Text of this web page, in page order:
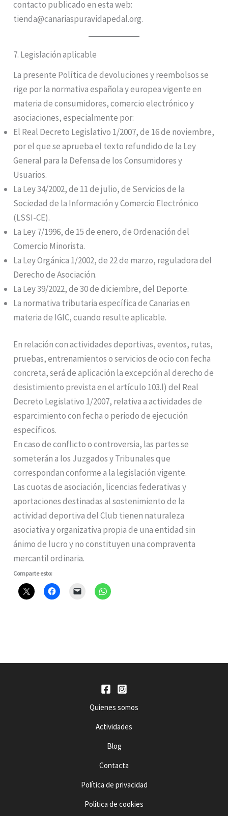
contacto publicado en esta web:
tienda@canariaspuravidapedal.org.
7. Legislación aplicable
La presente Política de devoluciones y reembolsos se
rige por la normativa española y europea vigente en
materia de consumidores, comercio electrónico y
asociaciones, especialmente por:
El Real Decreto Legislativo 1/2007, de 16 de noviembre,
por el que se aprueba el texto refundido de la Ley
General para la Defensa de los Consumidores y
Usuarios.
La Ley 34/2002, de 11 de julio, de Servicios de la
Sociedad de la Información y Comercio Electrónico
(LSSI-CE).
La Ley 7/1996, de 15 de enero, de Ordenación del
Comercio Minorista.
La Ley Orgánica 1/2002, de 22 de marzo, reguladora del
Derecho de Asociación.
La Ley 39/2022, de 30 de diciembre, del Deporte.
La normativa tributaria específica de Canarias en
materia de IGIC, cuando resulte aplicable.
En relación con actividades deportivas, eventos, rutas,
pruebas, entrenamientos o servicios de ocio con fecha
concreta, será de aplicación la excepción al derecho de
desistimiento prevista en el artículo 103.l) del Real
Decreto Legislativo 1/2007, relativa a actividades de
esparcimiento con fecha o periodo de ejecución
específicos.
En caso de conflicto o controversia, las partes se
someterán a los Juzgados y Tribunales que
correspondan conforme a la legislación vigente.
Las cuotas de asociación, licencias federativas y
aportaciones destinadas al sostenimiento de la
actividad deportiva del Club tienen naturaleza
asociativa y organizativa propia de una entidad sin
ánimo de lucro y no constituyen una compraventa
mercantil ordinaria.
Comparte esto:
Quienes somos
Actividades
Blog
Contacta
Política de privacidad
Política de cookies